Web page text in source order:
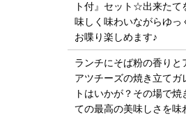
ト付』セット☆出来たて
味しく味わいながらゆっ
お喋り楽しめます♪
ランチにそば粉の香りと
アツチーズの焼き立てガ
トはいかが？その場で焼
ての最高の美味しさを味